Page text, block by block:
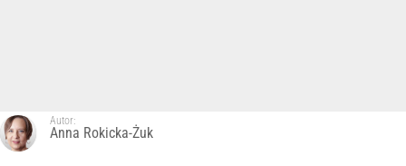
Autor:
Anna Rokicka-Żuk